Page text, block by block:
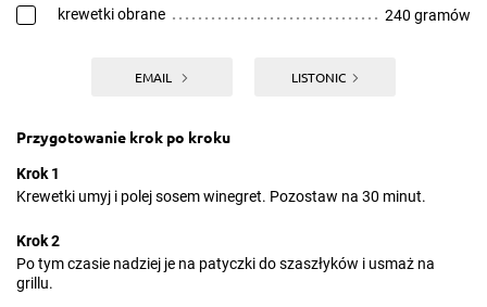
krewetki obrane 240 gramów
EMAIL LISTONIC
Przygotowanie krok po kroku
Krok 1
Krewetki umyj i polej sosem winegret. Pozostaw na 30 minut.
Krok 2
Po tym czasie nadziej je na patyczki do szaszłyków i usmaż na
grillu.